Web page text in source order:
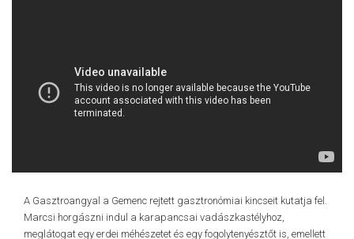
A Gasztroangyal a Gemenc rejtett gasztronómiai kincseit kutatja fel.
Marcsi horgászni indul a karapancsai vadászkastélyhoz,
meglátogat egy erdei méhészetet és egy fogolytenyésztőt is, emellett